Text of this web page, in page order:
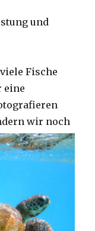
und
Fische
eine
wir noch